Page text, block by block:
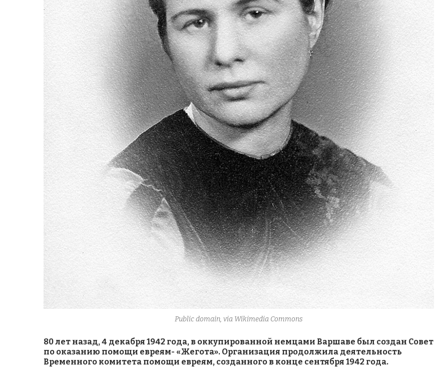
Public domain, via Wikimedia Commons
80 лет назад, 4 декабря 1942 года, в оккупированной немцами Варшаве был создан Совет
по оказанию помощи евреям- «Жегота». Организация продолжила деятельность
Временного комитета помощи евреям, созданного в конце сентября 1942 года.